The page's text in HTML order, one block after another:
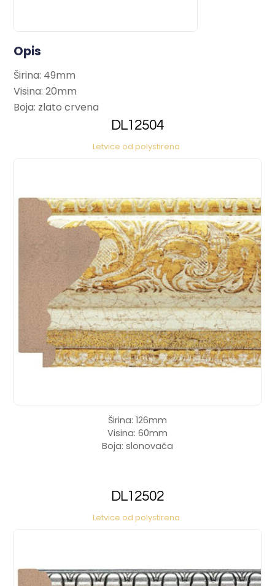
Opis
Širina: 49mm
Visina: 20mm
Boja: zlato crvena
DL12504
Letvice od polystirena
Širina: 126mm
Visina: 60mm
Boja: slonovača
DL12502
Letvice od polystirena